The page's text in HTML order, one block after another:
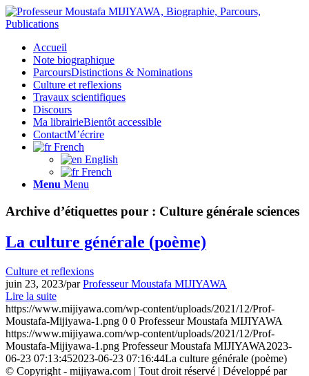
Accueil
Note biographique
ParcoursDistinctions & Nominations
Culture et reflexions
Travaux scientifiques
Discours
Ma librairieBientôt accessible
ContactM’écrire
French
English
French
Menu Menu
Archive d’étiquettes pour : Culture générale sciences
La culture générale (poème)
Culture et reflexions
juin 23, 2023/parProfesseur Moustafa MIJIYAWA
Lire la suite
https://www.mijiyawa.com/wp-content/uploads/2021/12/Prof-
Moustafa-Mijiyawa-1.png 0 0 Professeur Moustafa MIJIYAWA
https://www.mijiyawa.com/wp-content/uploads/2021/12/Prof-
Moustafa-Mijiyawa-1.png Professeur Moustafa MIJIYAWA2023-
06-23 07:13:452023-06-23 07:16:44La culture générale (poème)
© Copyright - mijiyawa.com | Tout droit réservé | Développé par